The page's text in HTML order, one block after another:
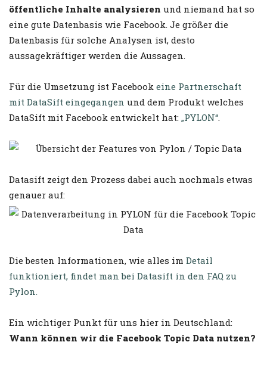
öffentliche Inhalte analysieren und niemand hat so
eine gute Datenbasis wie Facebook. Je größer die
Datenbasis für solche Analysen ist, desto
aussagekräftiger werden die Aussagen.
Für die Umsetzung ist Facebook eine Partnerschaft
mit DataSift eingegangen und dem Produkt welches
DataSift mit Facebook entwickelt hat: „PYLON“.
Datasift zeigt den Prozess dabei auch nochmals etwas
genauer auf:
Die besten Informationen, wie alles im Detail
funktioniert, findet man bei Datasift in den FAQ zu
Pylon.
Ein wichtiger Punkt für uns hier in Deutschland:
Wann können wir die Facebook Topic Data nutzen?